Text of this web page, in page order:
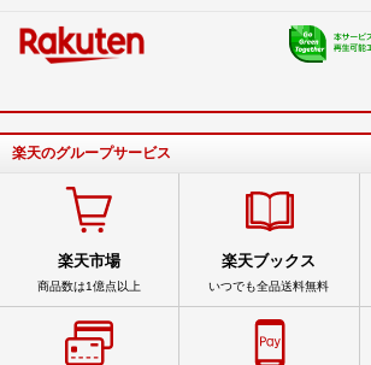
楽天のグループサービス
楽天市場
商品数は1億点以上
楽天ブックス
いつでも全品送料無料